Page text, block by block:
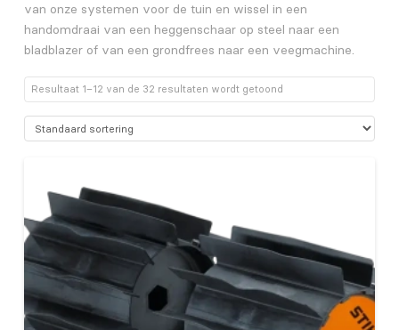
van onze systemen voor de tuin en wissel in een
handomdraai van een heggenschaar op steel naar een
bladblazer of van een grondfrees naar een veegmachine.
Resultaat 1–12 van de 32 resultaten wordt getoond